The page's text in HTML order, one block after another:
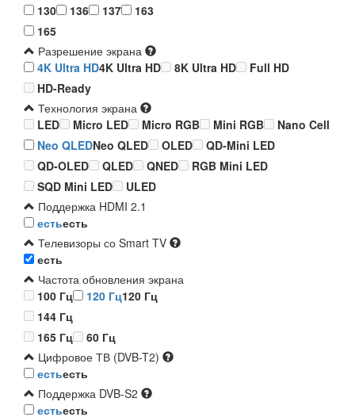
130
136 137
163
165
Разрешение экрана
4K Ultra HD4K Ultra HD 8K Ultra HD
Full HD
HD-Ready
Технология экрана
LED
Micro LED Micro RGB Mini RGB
Nano Cell
Neo QLEDNeo QLED OLED
QD-Mini LED
QD-OLED
QLED QNED
RGB Mini LED
SQD Mini LED
ULED
Поддержка HDMI 2.1
естьесть
Телевизоры со Smart TV
есть
Частота обновления экрана
100 Гц
120 Гц120 Гц
144 Гц
165 Гц
60 Гц
Цифровое ТВ (DVB-T2)
естьесть
Поддержка DVB-S2
естьесть